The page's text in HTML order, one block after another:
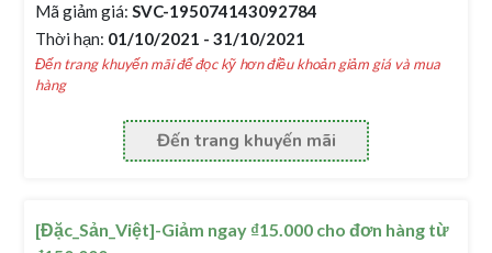
Mã giảm giá: SVC-195074143092784
Thời hạn: 01/10/2021 - 31/10/2021
Đến trang khuyến mãi để đọc kỹ hơn điều khoản giảm giá và mua
hàng
Đến trang khuyến mãi
[Đặc_Sản_Việt]-Giảm ngay ₫15.000 cho đơn hàng từ